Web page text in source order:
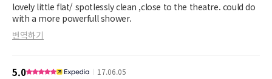
lovely little flat/ spotlessly clean ,close to the theatre. could do
with a more powerfull shower.
번역하기
5.0 17.06.05